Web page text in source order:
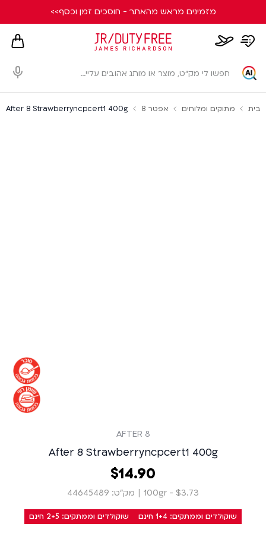
מזמינים מראש מהאתר - חוסכים זמן וכסף>>
whishlist
page
card
בית מתוקים ומלוחים אפטר 8 After 8 Strawberryncpcert1 400g
AFTER 8
After 8 Strawberryncpcert1 400g
14.90
‏
$
$3.73 - 100gr
| מק״ט: 44645489
שוקולדים וממתקים: 1+4 חינם שוקולדים וממתקים: 2+5 חינם